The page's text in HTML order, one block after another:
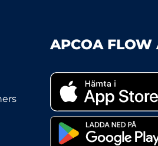
APCOA FLOW